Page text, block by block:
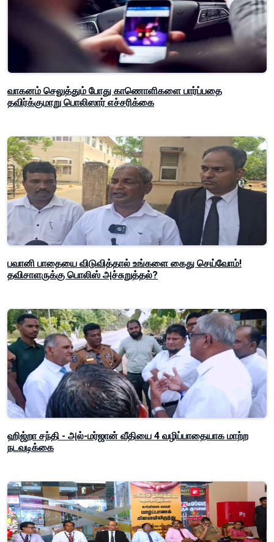
வாகனம் செலுத்தும் போது காணொளிகளை பார்ப்பதை
தவிர்க்குமாறு பொலிஸார் எச்சரிக்கை
பவானி பாதையை விடுவித்தால் உங்களை கைது செய்வோம்!
தவிசாளருக்கு பொலிஸ் அச்சுறுத்தல்?
ஹிஜ்றா சந்தி - அல்-மர்ஜான் வீதியை 4 வழிப்பாதையாக மாற்ற
நடவடிக்கை